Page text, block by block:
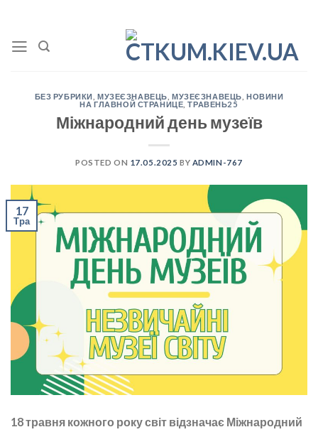
content
БЕЗ РУБРИКИ МУЗЕЄЗНАВЕЦЬ МУЗЕЄЗНАВЕЦЬ ,НОВИНИ
НА ГЛАВНОЙ СТРАНИЦЕ ,ТРАВЕНЬ25
Міжнародний день музеїв
POSTED ON 17.05.2025 BY ADMIN-767
17
Тра
18 травня кожного року світ відзначає Міжнародний